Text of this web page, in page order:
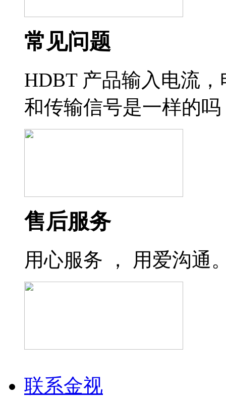
常见问题
HDBT 产品输入电流
和传输信号是一样的
售后服务
用心服务 ， 用爱沟通
联系金视